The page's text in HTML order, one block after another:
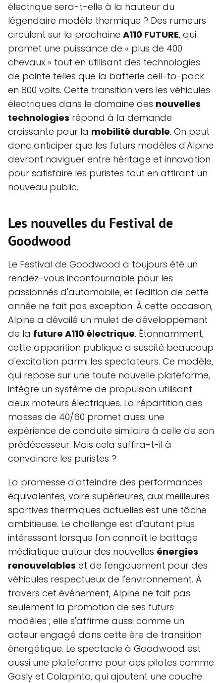
électrique sera-t-elle à la hauteur du
légendaire modèle thermique ? Des rumeurs
circulent sur la prochaine A110 FUTURE, qui
promet une puissance de « plus de 400
chevaux » tout en utilisant des technologies
de pointe telles que la batterie cell-to-pack
en 800 volts. Cette transition vers les véhicules
électriques dans le domaine des nouvelles
technologies répond à la demande
croissante pour la mobilité durable. On peut
donc anticiper que les futurs modèles d'Alpine
devront naviguer entre héritage et innovation
pour satisfaire les puristes tout en attirant un
nouveau public.
Les nouvelles du Festival de
Goodwood
Le Festival de Goodwood a toujours été un
rendez-vous incontournable pour les
passionnés d'automobile, et l'édition de cette
année ne fait pas exception. À cette occasion,
Alpine a dévoilé un mulet de développement
de la future A110 électrique. Étonnamment,
cette apparition publique a suscité beaucoup
d'excitation parmi les spectateurs. Ce modèle,
qui repose sur une toute nouvelle plateforme,
intègre un système de propulsion utilisant
deux moteurs électriques. La répartition des
masses de 40/60 promet aussi une
expérience de conduite similaire à celle de son
prédécesseur. Mais cela suffira-t-il à
convaincre les puristes ?
La promesse d'atteindre des performances
équivalentes, voire supérieures, aux meilleures
sportives thermiques actuelles est une tâche
ambitieuse. Le challenge est d'autant plus
intéressant lorsque l'on connaît le battage
médiatique autour des nouvelles énergies
renouvelables et de l'engouement pour des
véhicules respectueux de l'environnement. À
travers cet événement, Alpine ne fait pas
seulement la promotion de ses futurs
modèles ; elle s'affirme aussi comme un
acteur engagé dans cette ère de transition
énergétique. Le spectacle à Goodwood est
aussi une plateforme pour des pilotes comme
Gasly et Colapinto, qui ajoutent une couche